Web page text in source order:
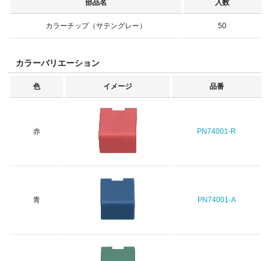
部品名 入数
カラーチップ（サテングレー） 50
カラーバリエーション
色 イメージ 品番
赤 PN74001-R
青 PN74001-A